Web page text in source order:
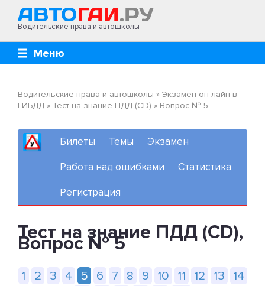
Водительские права и автошколы
Меню
Водительские права и автошколы » Экзамен он-лайн в
ГИБДД » Тест на знание ПДД (CD) » Вопрос № 5
Билеты Темы Экзамен
Работа над ошибками Статистика
Регистрация
Тест на знание ПДД (CD),
Вопрос № 5
1 2 3 4 5 6 7 8 9 10 11 12 13
14